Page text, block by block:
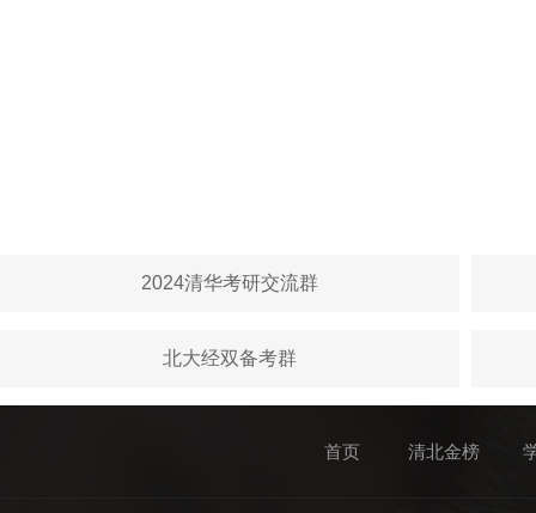
2024清华考研交流群
北大经双备考群
首页 清北金榜